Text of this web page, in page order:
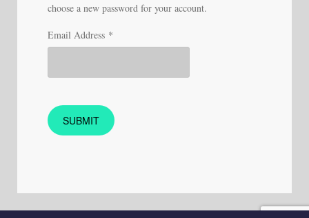
choose a new password for your account.
Email Address *
SUBMIT